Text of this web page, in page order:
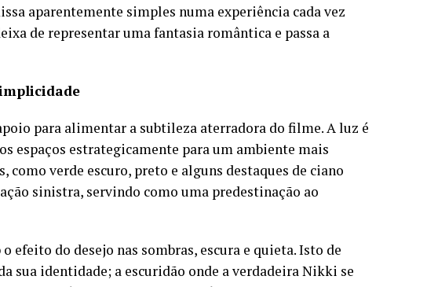
aparentemente simples numa experiência cada vez
de representar uma fantasia romântica e passa a
para alimentar a subtileza aterradora do filme. A luz é
estrategicamente para um ambiente mais
como verde escuro, preto e alguns destaques de ciano
sinistra, servindo como uma predestinação ao
do desejo nas sombras, escura e quieta. Isto de
sua identidade; a escuridão onde a verdadeira Nikki se